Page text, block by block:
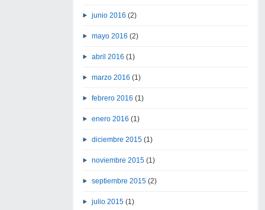
junio 2016 (2)
mayo 2016 (2)
abril 2016 (1)
marzo 2016 (1)
febrero 2016 (1)
enero 2016 (1)
diciembre 2015(1)
noviembre 2015(1)
septiembre 2015(2)
julio 2015(1)